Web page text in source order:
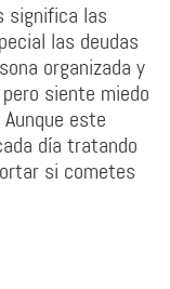
significa las
las deudas
organizada y
siente miedo
este
día tratando
si cometes